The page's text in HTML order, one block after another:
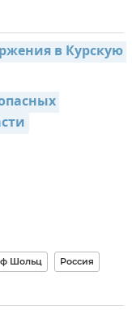
в Курскую
Шольц Россия